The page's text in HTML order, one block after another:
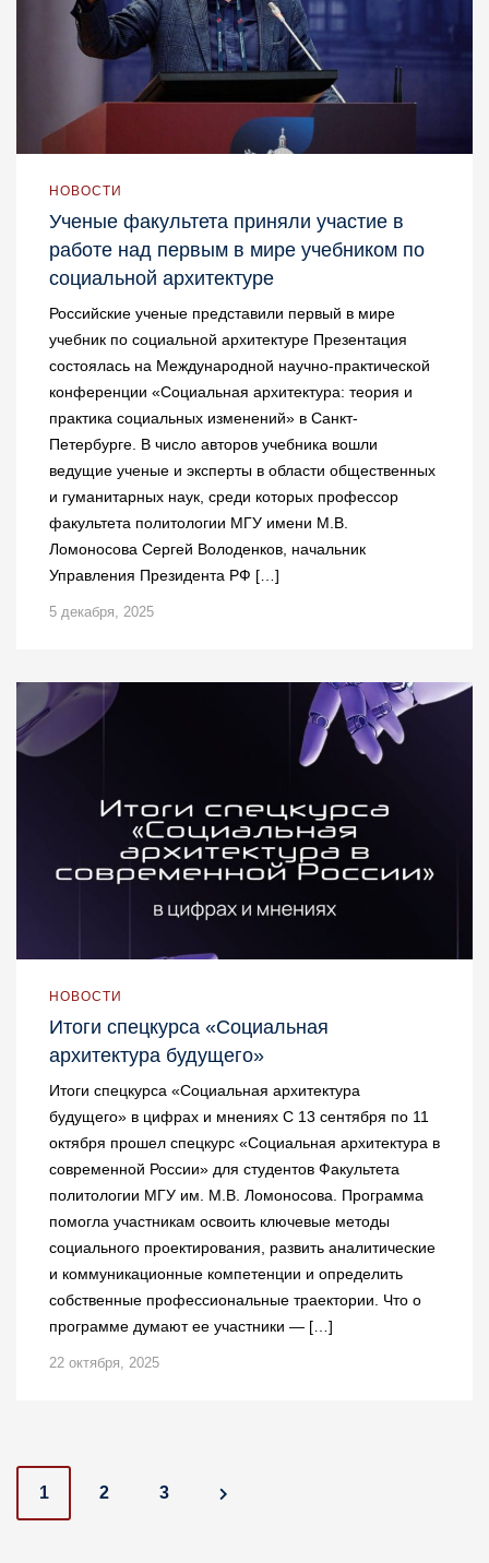
НОВОСТИ
Ученые факультета приняли участие в
работе над первым в мире учебником по
социальной архитектуре
Российские ученые представили первый в мире
учебник по социальной архитектуре Презентация
состоялась на Международной научно-практической
конференции «Социальная архитектура: теория и
практика социальных изменений» в Санкт-
Петербурге. В число авторов учебника вошли
ведущие ученые и эксперты в области общественных
и гуманитарных наук, среди которых профессор
факультета политологии МГУ имени М.В.
Ломоносова Сергей Володенков, начальник
Управления Президента РФ […]
5 декабря, 2025
НОВОСТИ
Итоги спецкурса «Социальная
архитектура будущего»
Итоги спецкурса «Социальная архитектура
будущего» в цифрах и мнениях С 13 сентября по 11
октября прошел спецкурс «Социальная архитектура в
современной России» для студентов Факультета
политологии МГУ им. М.В. Ломоносова. Программа
помогла участникам освоить ключевые методы
социального проектирования, развить аналитические
и коммуникационные компетенции и определить
собственные профессиональные траектории. Что о
программе думают ее участники — […]
22 октября, 2025
P
1 2 3